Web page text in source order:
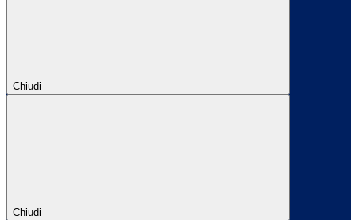
Chiudi
Chiudi